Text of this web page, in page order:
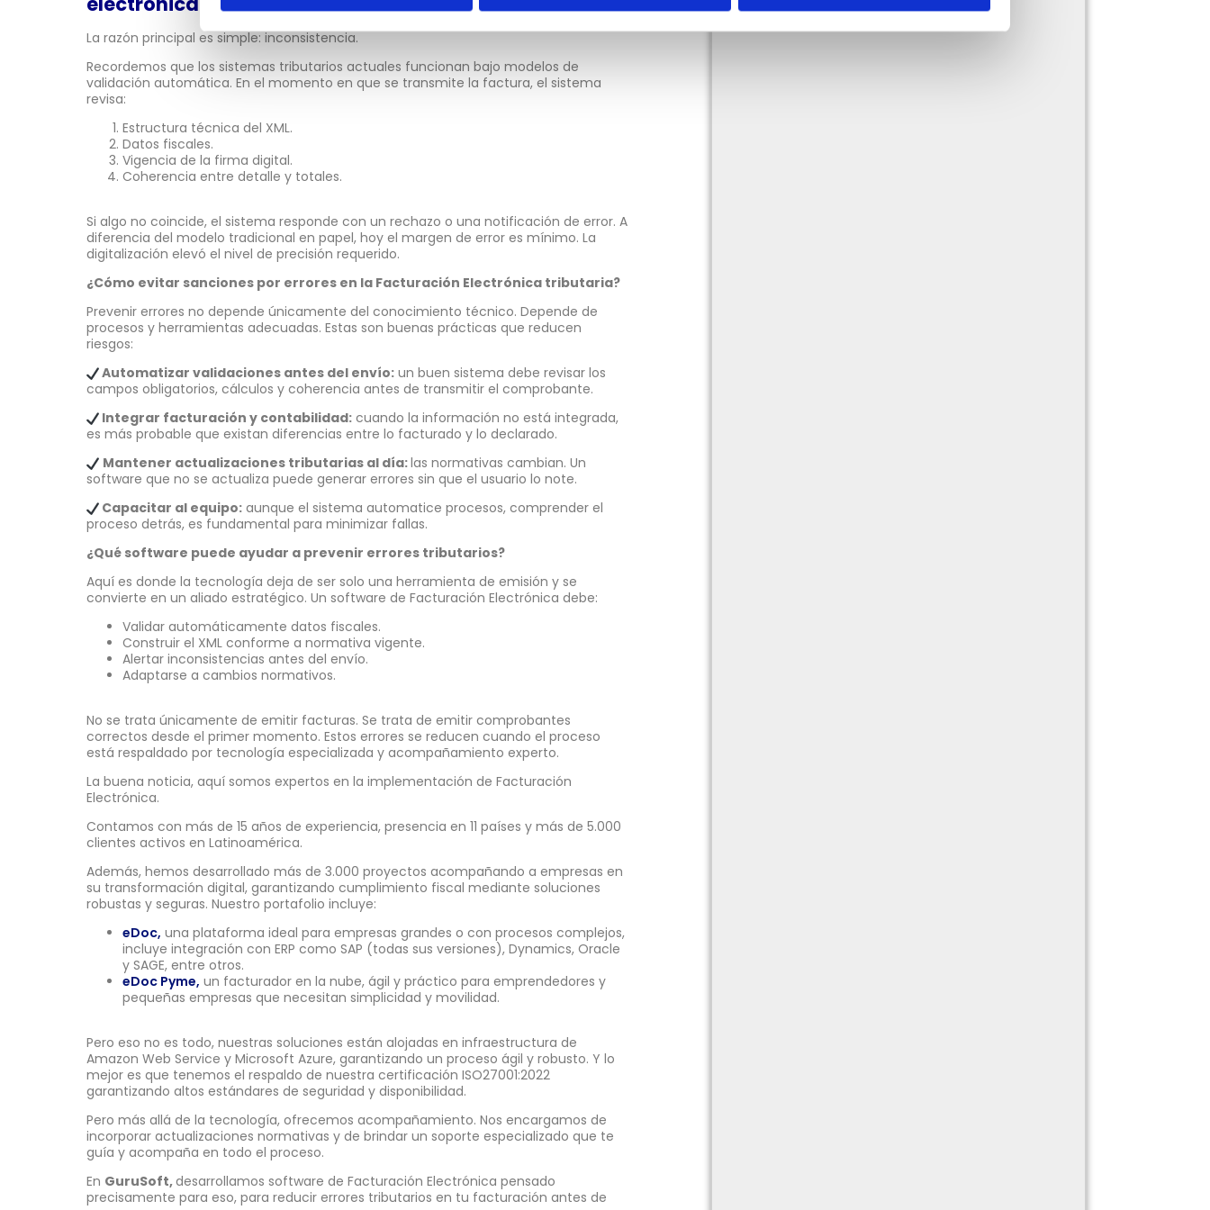
La razón principal es simple: inconsistencia.
Recordemos que los sistemas tributarios actuales funcionan bajo modelos de
validación automática. En el momento en que se transmite la factura, el sistema
revisa:
Estructura técnica del XML.
Datos fiscales.
Vigencia de la firma digital.
Coherencia entre detalle y totales.
Si algo no coincide, el sistema responde con un rechazo o una notificación de error. A
diferencia del modelo tradicional en papel, hoy el margen de error es mínimo. La
digitalización elevó el nivel de precisión requerido.
¿Cómo evitar sanciones por errores en la Facturación Electrónica tributaria?
Prevenir errores no depende únicamente del conocimiento técnico. Depende de
procesos y herramientas adecuadas. Estas son buenas prácticas que reducen
riesgos:
Automatizar validaciones antes del envío: un buen sistema debe revisar los
campos obligatorios, cálculos y coherencia antes de transmitir el comprobante.
Integrar facturación y contabilidad: cuando la información no está integrada,
es más probable que existan diferencias entre lo facturado y lo declarado.
Mantener actualizaciones tributarias al día:las normativas cambian. Un
software que no se actualiza puede generar errores sin que el usuario lo note.
Capacitar al equipo: aunque el sistema automatice procesos, comprender el
proceso detrás, es fundamental para minimizar fallas.
¿Qué software puede ayudar a prevenir errores tributarios?
Aquí es donde la tecnología deja de ser solo una herramienta de emisión y se
convierte en un aliado estratégico. Un software de Facturación Electrónica debe:
Validar automáticamente datos fiscales.
Construir el XML conforme a normativa vigente.
Alertar inconsistencias antes del envío.
Adaptarse a cambios normativos.
No se trata únicamente de emitir facturas. Se trata de emitir comprobantes
correctos desde el primer momento. Estos errores se reducen cuando el proceso
está respaldado por tecnología especializada y acompañamiento experto.
La buena noticia, aquí somos expertos en la implementación de Facturación
Electrónica.
Contamos con más de 15 años de experiencia, presencia en 11 países y más de 5.000
clientes activos en Latinoamérica.
Además, hemos desarrollado más de 3.000 proyectos acompañando a empresas en
su transformación digital, garantizando cumplimiento fiscal mediante soluciones
robustas y seguras. Nuestro portafolio incluye:
eDoc, una plataforma ideal para empresas grandes o con procesos complejos,
incluye integración con ERP como SAP (todas sus versiones), Dynamics, Oracle
y SAGE, entre otros.
eDoc Pyme, un facturador en la nube, ágil y práctico para emprendedores y
pequeñas empresas que necesitan simplicidad y movilidad.
Pero eso no es todo, nuestras soluciones están alojadas en infraestructura de
Amazon Web Service y Microsoft Azure, garantizando un proceso ágil y robusto. Y lo
mejor es que tenemos el respaldo de nuestra certificación ISO27001:2022
garantizando altos estándares de seguridad y disponibilidad.
Pero más allá de la tecnología, ofrecemos acompañamiento. Nos encargamos de
incorporar actualizaciones normativas y de brindar un soporte especializado que te
guía y acompaña en todo el proceso.
En GuruSoft,desarrollamos software de Facturación Electrónica pensado
precisamente para eso, para reducir errores tributarios en tu facturación antes de